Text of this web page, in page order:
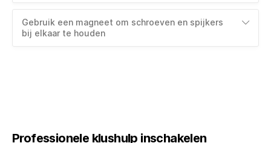
Gebruik een magneet om schroeven en spijkers
bij elkaar te houden
Professionele klushulp inschakelen